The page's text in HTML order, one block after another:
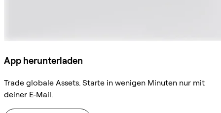
App herunterladen
Trade globale Assets. Starte in wenigen Minuten nur mit
deiner E-Mail.